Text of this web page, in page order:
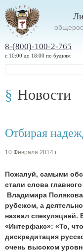
8-(800)-100-2-765
с 10:00 до 18:00 по будням
Новости
Отбирая
10 Февраля 2014 г.
Пожалуй, самыми
стали слова
Владимира
рубежом, а
назвал спекуляцией.
«Интерфакс»: «То,
дискредитация
очень высоком